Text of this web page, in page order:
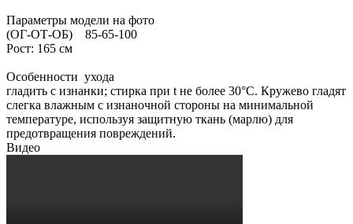
Параметры модели на фото
(ОГ-ОТ-ОБ) 85-65-100
Рост: 165 см
Особенности ухода
гладить с изнанки; стирка при t не более 30°C. Кружево гладят
слегка влажным с изнаночной стороны на минимальной
температуре, используя защитную ткань (марлю) для
предотвращения повреждений.
Видео